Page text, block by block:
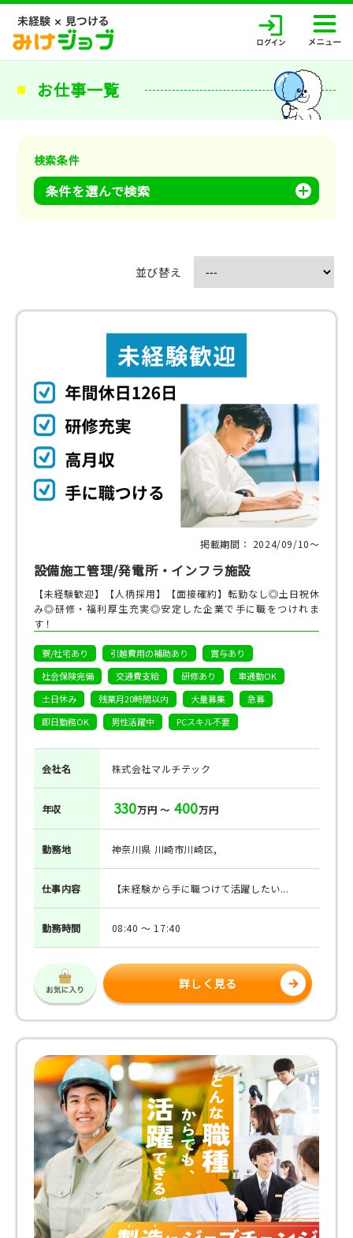
お仕事一覧
検索条件
条件を選んで検索
並び替え
掲載期間： 2024/09/10〜
設備施工管理/発電所・インフラ施設
【未経験歓迎】【人柄採用】【面接確約】転勤なし◎土日祝休
み◎研修・福利厚生充実◎安定した企業で手に職をつけれま
す！
寮/社宅あり 引越費用の補助あり
賞与あり
社会保険完備
交通費支給 研修あり
車通勤OK
土日休み
残業月20時間以内 大量募集
急募
即日勤務OK
男性活躍中 PCスキル不要
会社名 株式会社マルチテック
年収 330万円 ～ 400万円
勤務地 神奈川県 川崎市川崎区,
仕事内容 【未経験から手に職つけて活躍したい...
勤務時間 08:40 ～ 17:40
詳しく見る